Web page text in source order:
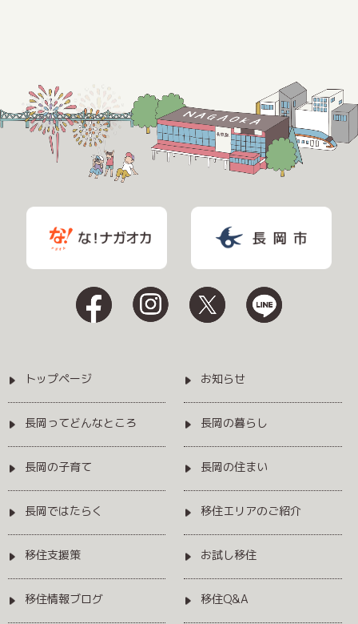
トップページ
長岡ってどんなところ
長岡の子育て
長岡ではたらく
移住支援策
移住情報ブログ
お知らせ
長岡の暮らし
長岡の住まい
移住エリアのご紹介
お試し移住
移住Q&A